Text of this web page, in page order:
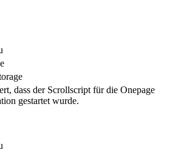
dass der Scrollscript für die Onepage
gestartet wurde.